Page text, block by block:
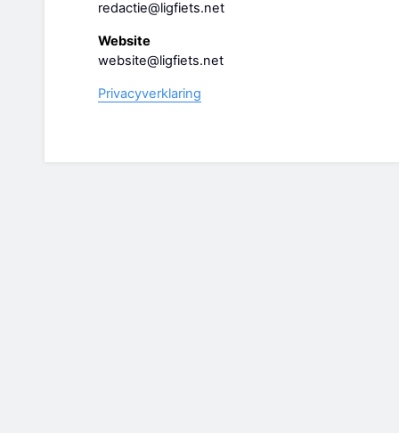
redactie@ligfiets.net
Website
website@ligfiets.net
Privacyverklaring